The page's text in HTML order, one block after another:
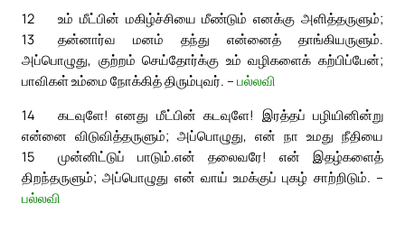
12
உம் மீட்பின் மகிழ்ச்சியை மீண்டும் எனக்கு அளித்தருளும்;
தன்னார்வ மனம் தந்து என்னைத் தாங்கியருளும்.
13
அப்பொழுது, குற்றம் செய்தோர்க்கு உம் வழிகளைக் கற்பிப்பேன்;
பாவிகள் உம்மை நோக்கித் திரும்புவர். – பல்லவி
14
கடவுளே! எனது மீட்பின் கடவுளே! இரத்தப் பழியினின்று
என்னை விடுவித்தருளும்; அப்பொழுது, என் நா உமது நீதியை
முன்னிட்டுப் பாடும்.
15
என் தலைவரே! என் இதழ்களைத்
திறந்தருளும்; அப்பொழுது என் வாய் உமக்குப் புகழ் சாற்றிடும். –
பல்லவி